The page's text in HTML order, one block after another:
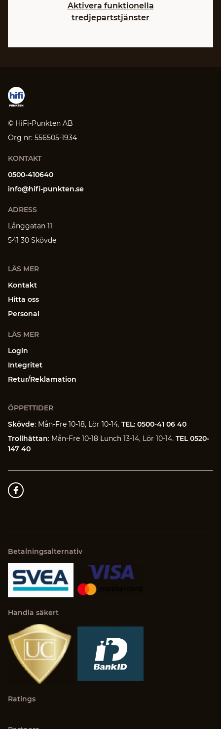
Aktivera funktionella
tredjepartstjänster
© HiFi-Punkten AB
Org nr: 556505-1934
KONTAKT
0500-410640
info@hifi-punkten.se
ADRESS
Långgatan 11
541 30 Skövde
LÄS MER
Kontakt
Hitta oss
Personal
LÄS MER
Login
Integritet
Retur/Reklamation
ÖPPETTIDER
Skövde: Mån-Fre 10-18, Lör 10-14. TEL: 0500-41 06 40
Trollhättan: Mån-Fre 10-18 Lunch 13-14, Lör 10-14. TEL 0520-
147 40
Betalningsalternativ
Handla säkert
Ratings